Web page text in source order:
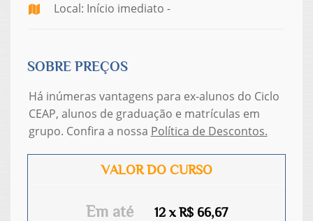
Local: Início imediato -
SOBRE PREÇOS
Há inúmeras vantagens para ex-alunos do Ciclo
CEAP, alunos de graduação e matrículas em
grupo. Confira a nossa Política de Descontos.
VALOR DO CURSO
Em até 12 x R$ 66,67